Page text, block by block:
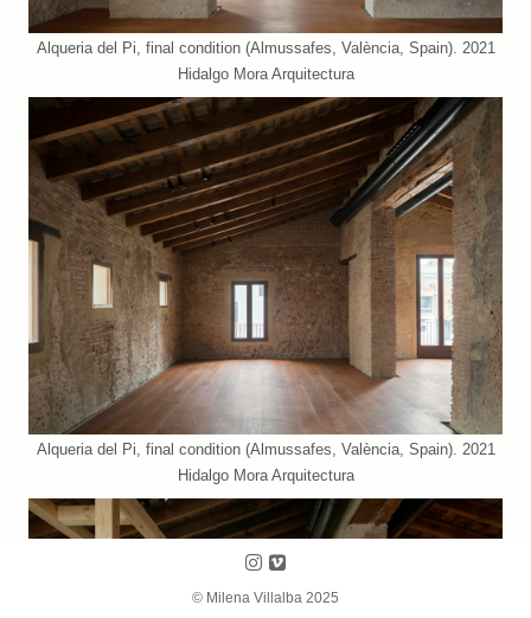
Alqueria del Pi, final condition (Almussafes, València, Spain). 2021
Hidalgo Mora Arquitectura
Alqueria del Pi, final condition (Almussafes, València, Spain). 2021
Hidalgo Mora Arquitectura
© Milena Villalba 2025
Follow us on Instagram